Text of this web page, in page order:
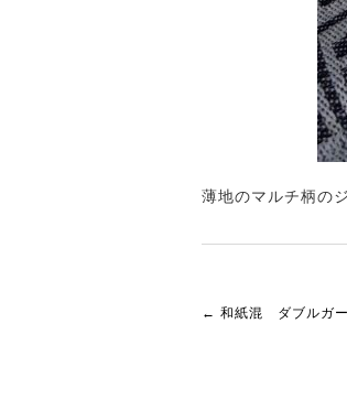
薄地のマルチ柄の
← 和紙混 ダブルガ